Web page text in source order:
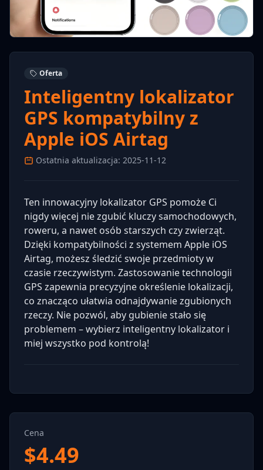
Oferta
Inteligentny lokalizator
GPS kompatybilny z
Apple iOS Airtag
Ostatnia aktualizacja: 2025-11-12
Ten innowacyjny lokalizator GPS pomoże Ci
nigdy więcej nie zgubić kluczy samochodowych,
roweru, a nawet osób starszych czy zwierząt.
Dzięki kompatybilności z systemem Apple iOS
Airtag, możesz śledzić swoje przedmioty w
czasie rzeczywistym. Zastosowanie technologii
GPS zapewnia precyzyjne określenie lokalizacji,
co znacząco ułatwia odnajdywanie zgubionych
rzeczy. Nie pozwól, aby gubienie stało się
problemem – wybierz inteligentny lokalizator i
miej wszystko pod kontrolą!
Cena
$4.49